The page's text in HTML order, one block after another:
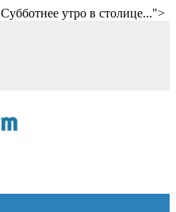
Субботнее утро в столице...">